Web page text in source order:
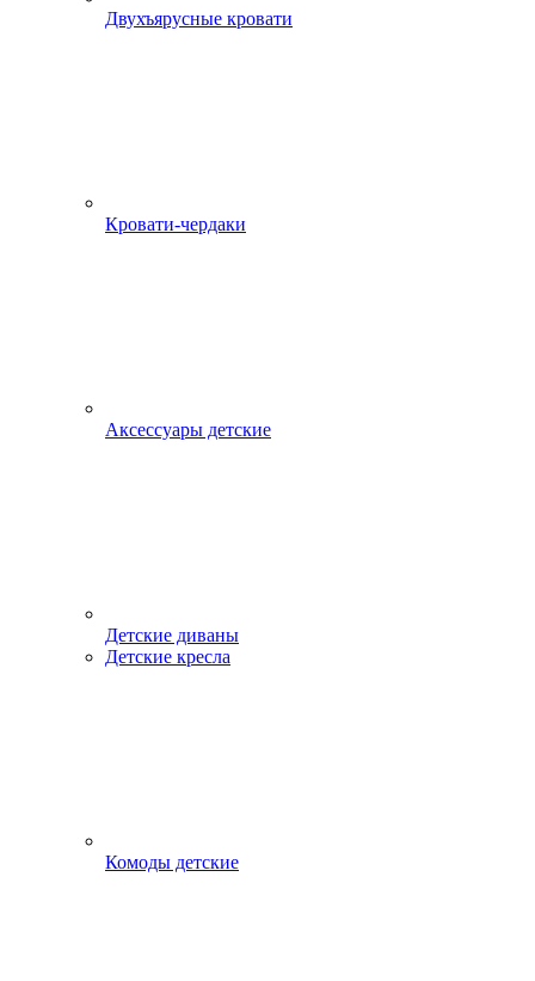
Двухъярусные кровати
Кровати-чердаки
Аксессуары детские
Детские диваны
Детские кресла
Комоды детские